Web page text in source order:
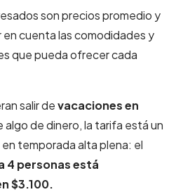
son precios promedio y
cuenta las comodidades y
que pueda ofrecer cada
salir devacaciones en
algo de dinero, la tarifa está un
temporada alta plena: el
4 personas está
$3.100.